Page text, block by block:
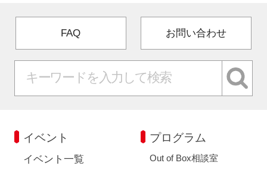
FAQ お問い合わせ
イベント
イベント一覧
プログラム
Out of Box相談室